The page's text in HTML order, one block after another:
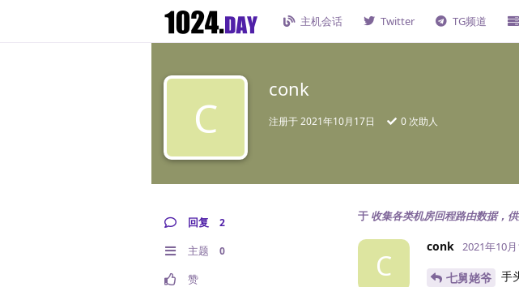
主机会话 Twitter TG频道
C
conk
注册于2021年10月17日 0 次助人
回复 2
主题 0
赞
于 收集各类机房回程路由数据，
C
conk 2021年10月
七舅姥爷 手